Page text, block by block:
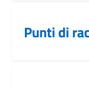
Punti di